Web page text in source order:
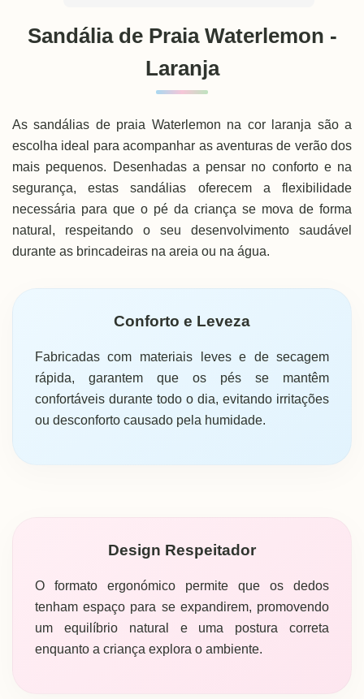
Sandália de Praia Waterlemon -
Laranja
As sandálias de praia Waterlemon na cor laranja são a
escolha ideal para acompanhar as aventuras de verão dos
mais pequenos. Desenhadas a pensar no conforto e na
segurança, estas sandálias oferecem a flexibilidade
necessária para que o pé da criança se mova de forma
natural, respeitando o seu desenvolvimento saudável
durante as brincadeiras na areia ou na água.
Conforto e Leveza
Fabricadas com materiais leves e de secagem
rápida, garantem que os pés se mantêm
confortáveis durante todo o dia, evitando irritações
ou desconforto causado pela humidade.
Design Respeitador
O formato ergonómico permite que os dedos
tenham espaço para se expandirem, promovendo
um equilíbrio natural e uma postura correta
enquanto a criança explora o ambiente.